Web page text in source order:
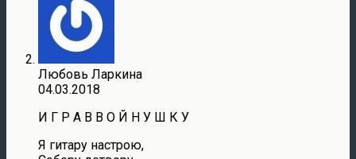
Любовь Ларкина
04.03.2018
И Г Р А В В О Й Н У Ш К У
Я гитару настрою,